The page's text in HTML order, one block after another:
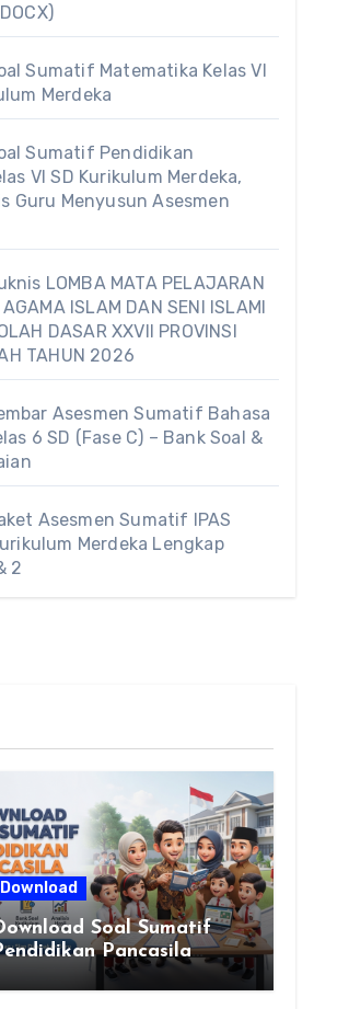
Sumatif Matematika Kelas VI
Merdeka
Sumatif Pendidikan
VI SD Kurikulum Merdeka,
Guru Menyusun Asesmen
LOMBA MATA PELAJARAN
ISLAM DAN SENI ISLAMI
DASAR XXVII PROVINSI
TAHUN 2026
Asesmen Sumatif Bahasa
6 SD (Fase C) – Bank Soal &
Asesmen Sumatif IPAS
Merdeka Lengkap
2
Download
Soal Sumatif
Pancasila
Kelas VI SD Kurikulum
Solusi Praktis